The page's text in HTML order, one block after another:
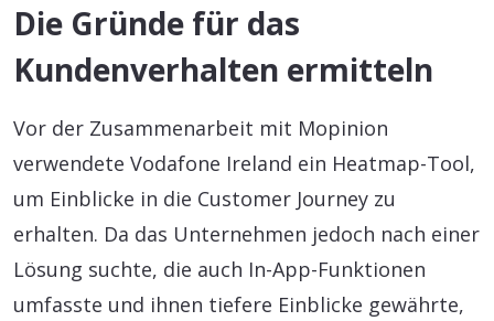
Die Gründe für das
Kundenverhalten ermitteln
Vor der Zusammenarbeit mit Mopinion
verwendete Vodafone Ireland ein Heatmap-Tool,
um Einblicke in die Customer Journey zu
erhalten. Da das Unternehmen jedoch nach einer
Lösung suchte, die auch In-App-Funktionen
umfasste und ihnen tiefere Einblicke gewährte,